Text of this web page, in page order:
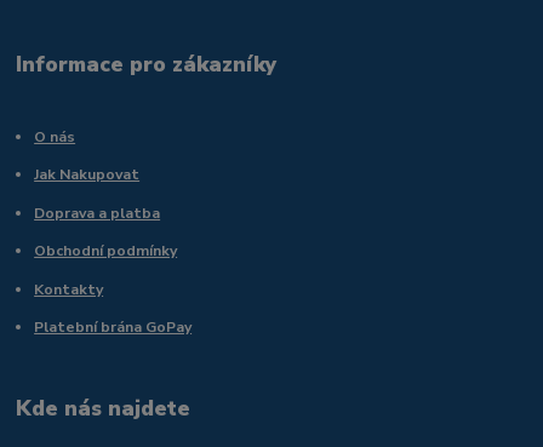
Informace pro zákazníky
O nás
Jak Nakupovat
Doprava a platba
Obchodní podmínky
Kontakty
Platební brána GoPay
Kde nás najdete